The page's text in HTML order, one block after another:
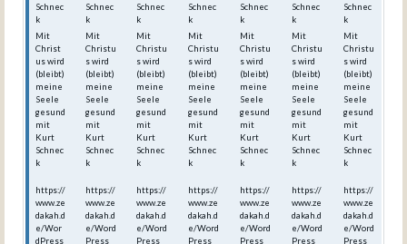
Schnec
k
Mit
Christ
us wird
(bleibt)
meine
Seele
gesund
mit
Kurt
Schnec
k
https://
www.ze
dakah.d
e/Wor
dPress
Schnec
k
Mit
Christu
s wird
(bleibt)
meine
Seele
gesund
mit
Kurt
Schnec
k
https://
www.ze
dakah.d
e/Word
Press_
Schnec
k
Mit
Christu
s wird
(bleibt)
meine
Seele
gesund
mit
Kurt
Schnec
k
https://
www.ze
dakah.d
e/Word
Press_
Schnec
k
Mit
Christu
s wird
(bleibt)
meine
Seele
gesund
mit
Kurt
Schnec
k
https://
www.ze
dakah.d
e/Word
Press_
Schnec
k
Mit
Christu
s wird
(bleibt)
meine
Seele
gesund
mit
Kurt
Schnec
k
https://
www.ze
dakah.d
e/Word
Press_
Schnec
k
Mit
Christu
s wird
(bleibt)
meine
Seele
gesund
mit
Kurt
Schnec
k
https://
www.ze
dakah.d
e/Word
Press_
Schnec
k
Mit
Christu
s wird
(bleibt)
meine
Seele
gesund
mit
Kurt
Schnec
k
https://
www.ze
dakah.d
e/Word
Press_